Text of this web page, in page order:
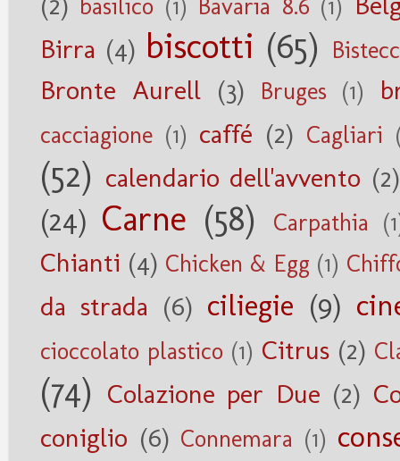
basilico (1) Bavaria 8.6 (1)
Birra (4) biscotti (65)
Bronte Aurell (3) Bruges (1)
cacciagione (1) caffé (2) Cagliari
(52) calendario dell'avvento (2)
(24) Carne (58) Carpathia
Chianti (4) Chicken & Egg (1)
da strada (6) ciliegie (9)
cioccolato plastico (1) Citrus (2)
(74) Colazione per Due (2)
coniglio (6) Connemara (1)